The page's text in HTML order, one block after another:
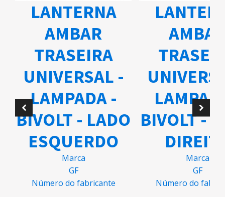
LANTERNA
AMBAR
TRASEIRA
UNIVERSAL -
LAMPADA -
BIVOLT - LADO
ESQUERDO
Marca
GF
Número do fabricante
BIVOLT -
Marca
GF
Número do